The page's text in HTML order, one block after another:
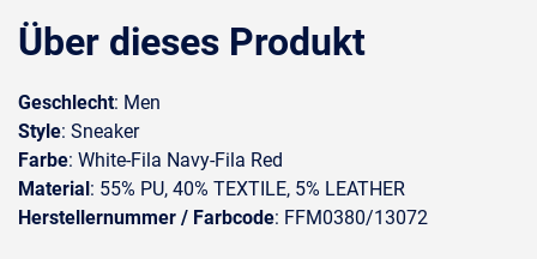
Über dieses Produkt
Geschlecht: Men
Style: Sneaker
Farbe: White-Fila Navy-Fila Red
Material: 55% PU, 40% TEXTILE, 5% LEATHER
Herstellernummer / Farbcode: FFM0380/13072